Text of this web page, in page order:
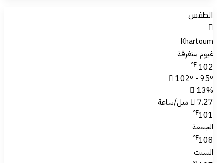
الطقس
Khartoum
غيوم متفرقة
102
℉
102º - 95º
13%
7.27 ميل/ساعة
101
℉
الجمعة
108
℉
السبت